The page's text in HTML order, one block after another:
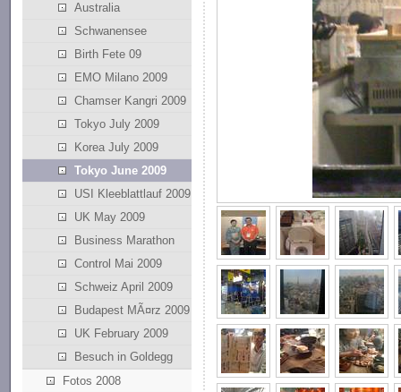
Australia
Schwanensee
Birth Fete 09
EMO Milano 2009
Chamser Kangri 2009
Tokyo July 2009
Korea July 2009
Tokyo June 2009
USI Kleeblattlauf 2009
UK May 2009
Business Marathon
Control Mai 2009
Schweiz April 2009
Budapest MÃ¤rz 2009
UK February 2009
Besuch in Goldegg
Fotos 2008